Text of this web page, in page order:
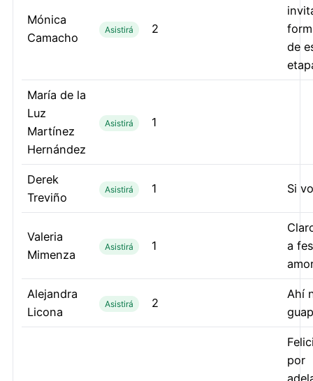
Mónica
Camacho
Asistirá 2
de
María de la
Luz
Martínez
Hernández
Asistirá 1
Derek
Treviño
Asistirá 1 Si
Valeria
Mimenza
Asistirá 1
a
Alejandra
Licona
Asistirá 2
Ahí
por